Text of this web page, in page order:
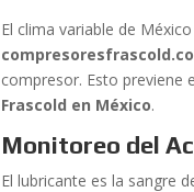
El clima variable de
compresor. Esto previene
Frascold en México.
Monitoreo del
El lubricante es la sangre